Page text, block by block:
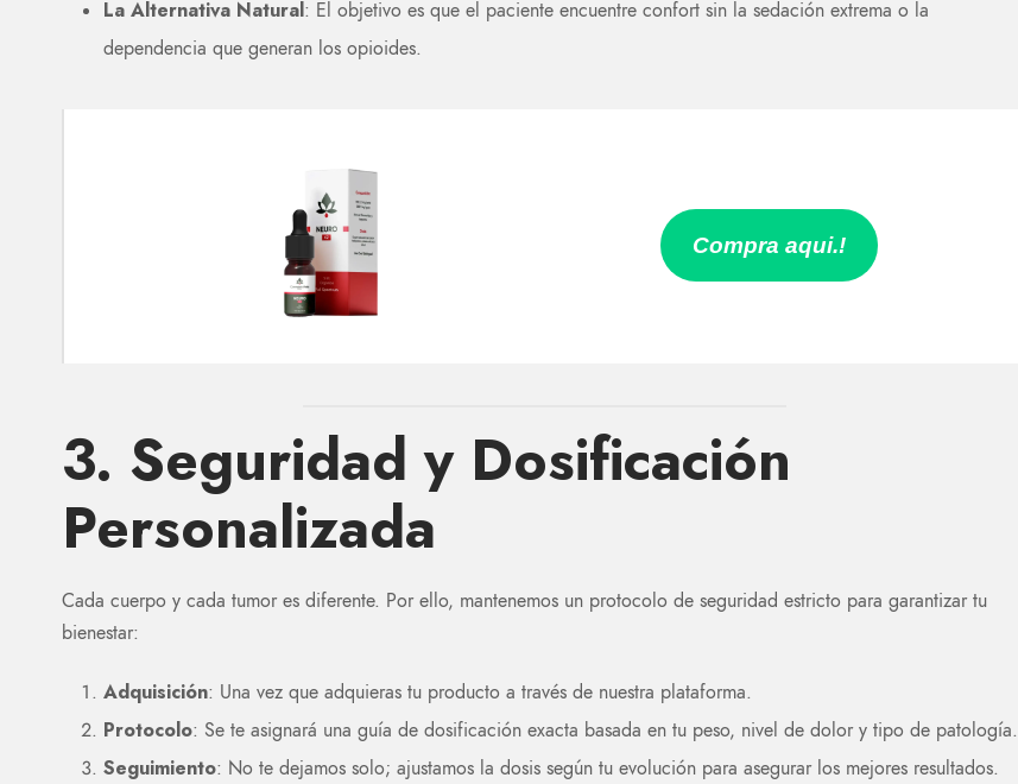
La Alternativa Natural: El objetivo es que el paciente encuentre confort sin la sedación extrema o la
dependencia que generan los opioides.
Compra aqui.!
3. Seguridad y Dosificación
Personalizada
Cada cuerpo y cada tumor es diferente. Por ello, mantenemos un protocolo de seguridad estricto para garantizar tu
bienestar:
Adquisición: Una vez que adquieras tu producto a través de nuestra plataforma.
Protocolo: Se te asignará una guía de dosificación exacta basada en tu peso, nivel de dolor y tipo de patología.
Seguimiento: No te dejamos solo; ajustamos la dosis según tu evolución para asegurar los mejores resultados.